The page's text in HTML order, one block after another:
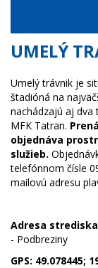
UMELÝ
Umelý trávnik je
štadióná na
nachádzajú aj dva
MFK Tatran.
objednáva
služieb.
telefónnom čísle
mailovú adresu
Adresa
- Podbreziny
GPS: 49.078445;